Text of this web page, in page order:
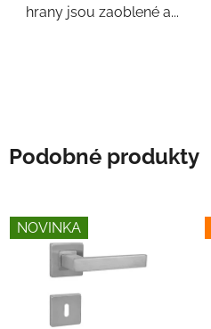
hrany jsou zaoblené a...
Podobné produkty
NOVINKA